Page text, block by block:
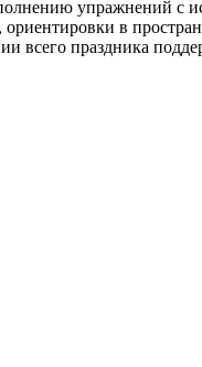
упражнений с
в
всего праздника